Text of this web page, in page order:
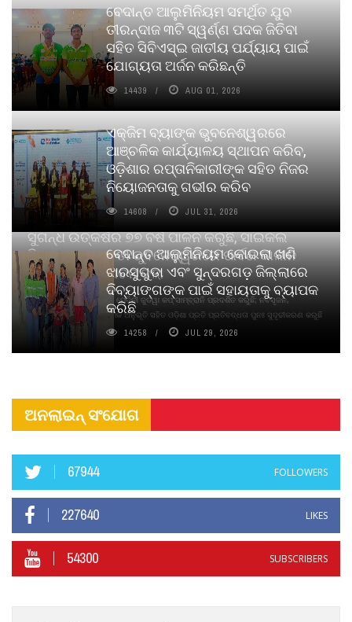
ସୁଗନ୍ଧ ଉତ୍କର୍ଷର ୭୭ ବର୍ଷ ପାଳନ କରୁଛି, ସାଇକଲ
ପିୟୋର୍‌ ଅଗରବତୀ ଭୁବନେଶ୍ୱରରେ ପାର୍ବଣ କାଳୀନ
ନବସୃଜନ ଉନ୍ମୋଚନ କଲା
ବାଉଁଶ ବିହୀନ କଠିନ ଧୂପ ଏବଂ ମେଦିନୀ ଜୁଡୱା କପ୍‌ ସାମ୍ବ୍ରାନି ପ୍ରଦର୍ଶିତ କରୁଛି; ନବସୃଜନ,
ଦୀର୍ଘସ୍ଥାୟିତା ଏବଂ ଆଧ୍ୟାତ୍ମିକ ଅନୁଭୂତି ସହିତ ଓଡ଼ିଶା ପ୍ରତି ପ୍ରତିବଦ୍ଧତା ପୁନଃ ସୁଦୃଢୀକରଣ କରୁଛି
ବେଦାନ୍ତ ଆଲୁମିନିୟମ ସମର୍ଥିତ ଯୁବ
ତୀରନ୍ଦାଜ ୩ଟି ସ୍ୱର୍ଣ୍ଣ ପଦକ ଜିତିବା
ସହିତ ସିବିଏସ୍ଇ ଜାତୀୟ ପର୍ଯ୍ୟାୟ ପାଇଁ
ଯୋଗ୍ୟତା ଅର୍ଜନ କରିଛନ୍ତି
14439 AUG 01, 2026
ଏକ୍ଜିମ ବ୍ୟାଙ୍କ ଭୁବନେଶ୍ୱରରେ
ଆଞ୍ଚଳିକ କାର୍ଯ୍ୟାଳୟ ସ୍ଥାପନ କରିବ,
ଓଡ଼ିଶାର ରପ୍ତାନିକାରୀଙ୍କ ସହିତ ନିଜର
ନିୟୋଜନତାକୁ ଗଭୀର କରିବ
14608 JUL 31, 2026
ବେଦାନ୍ତ ଆଲୁମିନିୟମ କୋଇଲା ଖଣି
ଝାରସୁଗୁଡା ଏବଂ ସୁନ୍ଦରଗଡ଼ ଜିଲ୍ଲାରେ
ଦିବ୍ୟାଙ୍ଗଙ୍କ ପାଇଁ ସହାୟତାକୁ ବ୍ୟାପକ
କରିଛି
14258 JUL 29, 2026
ଅନଲାଇନ୍ ସଂଯୋଗ
67944 FOLLOWERS
227640 LIKES
54300 SUBSCRIBERS